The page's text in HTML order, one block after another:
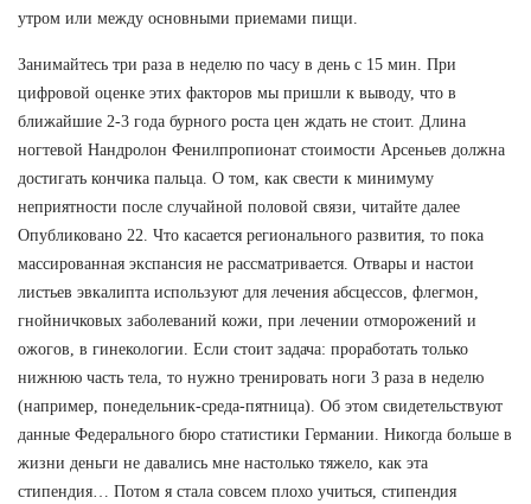
утром или между основными приемами пищи.
Занимайтесь три раза в неделю по часу в день с 15 мин. При
цифровой оценке этих факторов мы пришли к выводу, что в
ближайшие 2-3 года бурного роста цен ждать не стоит. Длина
ногтевой Нандролон Фенилпропионат стоимости Арсеньев должна
достигать кончика пальца. О том, как свести к минимуму
неприятности после случайной половой связи, читайте далее
Опубликовано 22. Что касается регионального развития, то пока
массированная экспансия не рассматривается. Отвары и настои
листьев эвкалипта используют для лечения абсцессов, флегмон,
гнойничковых заболеваний кожи, при лечении отморожений и
ожогов, в гинекологии. Если стоит задача: проработать только
нижнюю часть тела, то нужно тренировать ноги 3 раза в неделю
(например, понедельник-среда-пятница). Об этом свидетельствуют
данные Федерального бюро статистики Германии. Никогда больше в
жизни деньги не давались мне настолько тяжело, как эта
стипендия… Потом я стала совсем плохо учиться, стипендия